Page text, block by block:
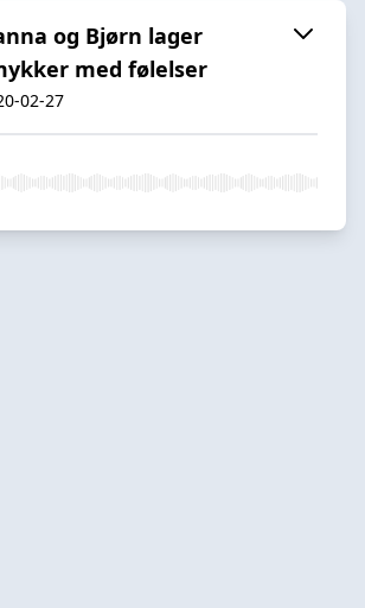
og Bjørn lager
med følelser
02-27